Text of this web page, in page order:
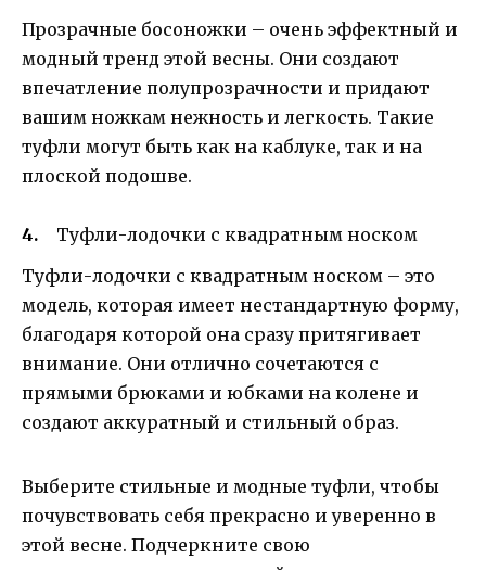
Прозрачные босоножки – очень эффектный и
модный тренд этой весны. Они создают
впечатление полупрозрачности и придают
вашим ножкам нежность и легкость. Такие
туфли могут быть как на каблуке, так и на
плоской подошве.
Туфли-лодочки с квадратным носком
Туфли-лодочки с квадратным носком – это
модель, которая имеет нестандартную форму,
благодаря которой она сразу притягивает
внимание. Они отлично сочетаются с
прямыми брюками и юбками на колене и
создают аккуратный и стильный образ.
Выберите стильные и модные туфли, чтобы
почувствовать себя прекрасно и уверенно в
этой весне. Подчеркните свою